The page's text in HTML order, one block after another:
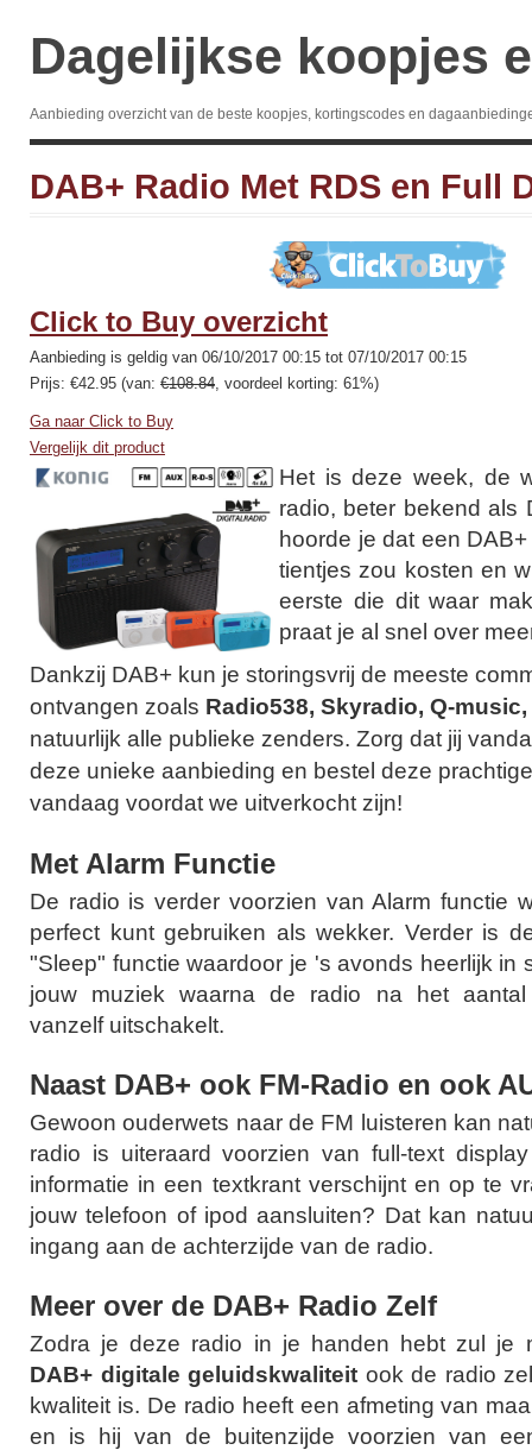
Dagelijkse koopjes
Aanbieding overzicht van de beste koopjes, kortingscodes en
DAB+ Radio Met RDS en Full
Click to Buy overzicht
Aanbieding is geldig van 06/10/2017 00:15 tot 07/10/2017 00:15
Prijs: €42.95 (van: €108.84, voordeel korting: 61%)
Ga naar Click to Buy
Vergelijk dit product
Het is deze week, de
radio, beter bekend als
hoorde je dat een
tientjes zou kosten en
eerste die dit waar
praat je al snel over
Dankzij DAB+ kun je storingsvrij de meeste
ontvangen zoals Radio538, Skyradio, Q-
natuurlijk alle publieke zenders. Zorg dat jij
deze unieke aanbieding en bestel deze
vandaag voordat we uitverkocht zijn!
Met Alarm Functie
De radio is verder voorzien van Alarm functie
perfect kunt gebruiken als wekker. Verder is
"Sleep" functie waardoor je 's avonds heerlijk in
jouw muziek waarna de radio na het aantal
vanzelf uitschakelt.
Naast DAB+ ook FM-Radio en ook
Gewoon ouderwets naar de FM luisteren kan
radio is uiteraard voorzien van full-text
informatie in een textkrant verschijnt en op te
jouw telefoon of ipod aansluiten? Dat kan
ingang aan de achterzijde van de radio.
Meer over de DAB+ Radio Zelf
Zodra je deze radio in je handen hebt zul je
DAB+ digitale geluidskwaliteit ook de radio
kwaliteit is. De radio heeft een afmeting van
en is hij van de buitenzijde voorzien van